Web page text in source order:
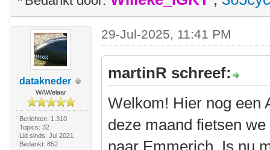
datakneder
WAWelaar
Berichten: 1.310
Topics: 32
Lid sinds: Jul 2021
Bedankt: 852
29-Jul-2025, 11:41 PM
martinR schreef:
Welkom! Hier nog een
deze maand fietsen